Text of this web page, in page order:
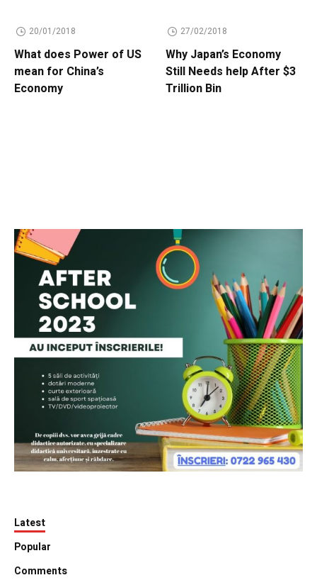
20/01/2018
What does Power of US
mean for China’s
Economy
27/02/2018
Why Japan’s Economy
Still Needs help After $3
Trillion Bin
Latest
Popular
Comments